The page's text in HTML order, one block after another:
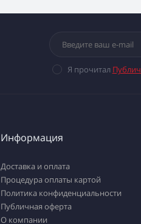
Я прочитал
Информация
Доставка и оплата
Процедура оплаты картой
Политика конфиденциальности
Публичная оферта
О компании